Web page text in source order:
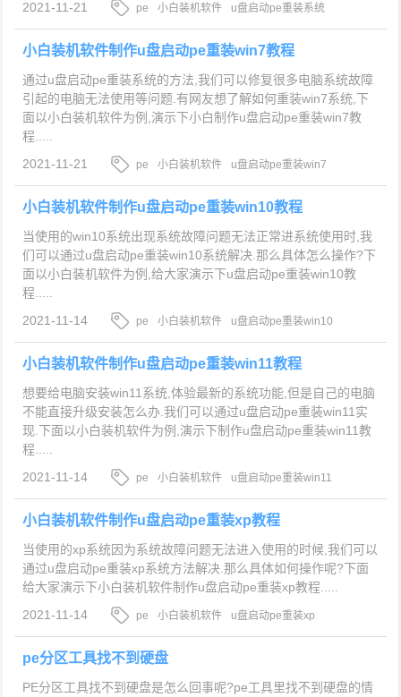
2021-11-21 pe 小白装机软件 u盘启动pe重装系统
小白装机软件制作u盘启动pe重装win7教程
通过u盘启动pe重装系统的方法,我们可以修复很多电脑系统故障
引起的电脑无法使用等问题.有网友想了解如何重装win7系统,下
面以小白装机软件为例,演示下小白制作u盘启动pe重装win7教
程.....
2021-11-21
pe 小白装机软件 u盘启动pe重装win7
小白装机软件制作u盘启动pe重装win10教程
当使用的win10系统出现系统故障问题无法正常进系统使用时,我
们可以通过u盘启动pe重装win10系统解决.那么具体怎么操作?下
面以小白装机软件为例,给大家演示下u盘启动pe重装win10教
程.....
2021-11-14
pe 小白装机软件 u盘启动pe重装win10
小白装机软件制作u盘启动pe重装win11教程
想要给电脑安装win11系统,体验最新的系统功能,但是自己的电脑
不能直接升级安装怎么办.我们可以通过u盘启动pe重装win11实
现.下面以小白装机软件为例,演示下制作u盘启动pe重装win11教
程.....
2021-11-14
pe 小白装机软件 u盘启动pe重装win11
小白装机软件制作u盘启动pe重装xp教程
当使用的xp系统因为系统故障问题无法进入使用的时候,我们可以
通过u盘启动pe重装xp系统方法解决.那么具体如何操作呢?下面
给大家演示下小白装机软件制作u盘启动pe重装xp教程.....
2021-11-14
pe 小白装机软件 u盘启动pe重装xp
pe分区工具找不到硬盘
PE分区工具找不到硬盘是怎么回事呢?pe工具里找不到硬盘的情